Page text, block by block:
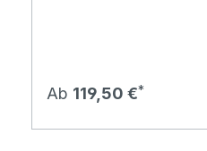
Regulärer Preis:
Ab 119,50 €